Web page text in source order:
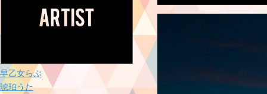
早乙女らぶ
琥珀うた